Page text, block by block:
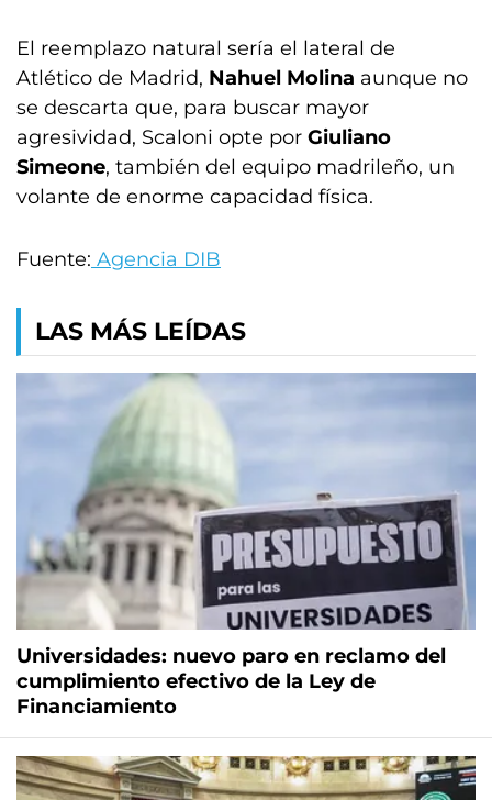
El reemplazo natural sería el lateral de
Atlético de Madrid, Nahuel Molina aunque no
se descarta que, para buscar mayor
agresividad, Scaloni opte por Giuliano
Simeone, también del equipo madrileño, un
volante de enorme capacidad física.
Fuente: Agencia DIB
LAS MÁS LEÍDAS
Universidades: nuevo paro en reclamo del
cumplimiento efectivo de la Ley de
Financiamiento